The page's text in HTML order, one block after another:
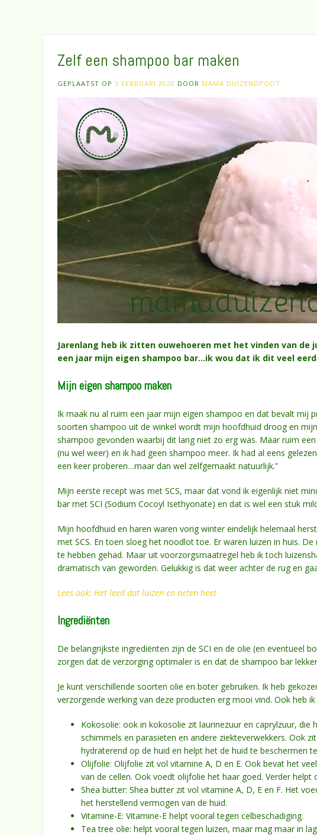
Zelf een shampoo bar maken
GEPLAATST OP 3 FEBRUARI 2020 DOOR MAMA DUIZENDPOOT
Jarenlang heb ik zitten ouwehoeren met het vinden van de
een jaar mijn eigen shampoo bar…ik wou dat ik dit veel
Mijn eigen shampoo maken
Ik maak nu al ruim een jaar mijn eigen shampoo en dat bevalt mij
soorten shampoo uit de winkel wordt mijn hoofdhuid droog en
shampoo gevonden waarbij dit lang niet zo erg was. Maar ruim
(nu wel weer) en ik had geen shampoo meer. Ik had al eens
een keer proberen…maar dan wel zelfgemaakt natuurlijk.”
Mijn eerste recept was met SCS, maar dat vond ik eigenlijk niet
bar met SCI (Sodium Cocoyl Isethyonate) en dat is wel een stuk
Mijn hoofdhuid en haren waren vorig winter eindelijk helemaal
met SCS. En toen sloeg het noodlot toe. Er waren luizen in huis.
te hebben gehad. Maar uit voorzorgsmaatregel heb ik toch
dramatisch van geworden. Gelukkig is dat weer achter de rug en
Lees ook: Het leed dat luizen en neten heet
Ingrediënten
De belangrijkste ingrediënten zijn de SCI en de olie (en eventueel
zorgen dat de verzorging optimaler is en dat de shampoo bar
Je kunt verschillende soorten olie en boter gebruiken. Ik heb
verzorgende werking van deze producten erg mooi vind. Ook heb
Kokosolie: ook in kokosolie zit laurinezuur en caprylzuur, die
schimmels en parasieten en andere ziekteverwekkers. Ook
hydraterend op de huid en helpt het de huid te beschermen
Olijfolie: Olijfolie zit vol vitamine A, D en E. Ook bevat het
van de cellen. Ook voedt olijfolie het haar goed. Verder
Shea butter: Shea butter zit vol vitamine A, D, E en F. Het
het herstellend vermogen van de huid.
Vitamine-E: Vitamine-E helpt vooral tegen celbeschadiging.
Tea tree olie: helpt vooral tegen luizen, maar mag maar in